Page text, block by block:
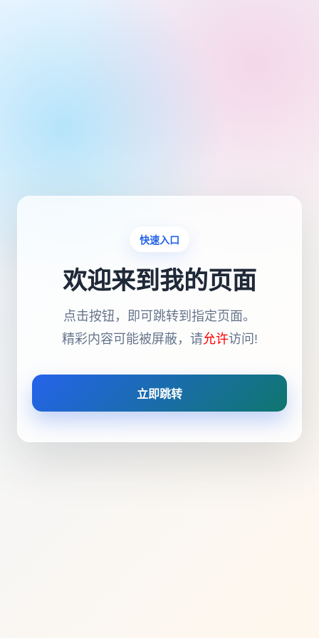
快速入口
欢迎来到我的页面
点击按钮，即可跳转到指定页面。
精彩内容可能被屏蔽，请允许访问!
立即跳转